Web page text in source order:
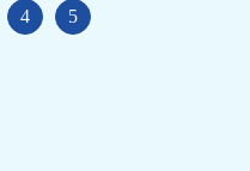
4 5